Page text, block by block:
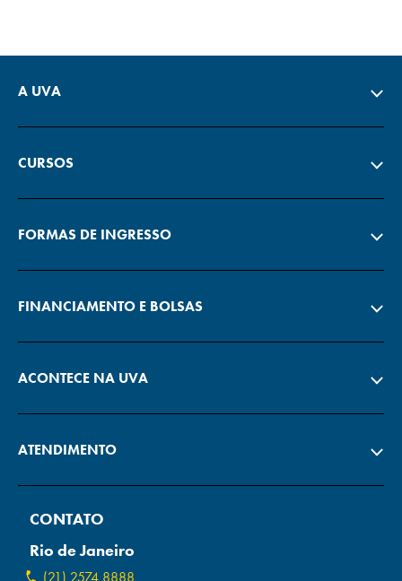
A UVA
CURSOS
FORMAS DE INGRESSO
FINANCIAMENTO E BOLSAS
ACONTECE NA UVA
ATENDIMENTO
CONTATO
Rio de Janeiro
(21) 2574 8888